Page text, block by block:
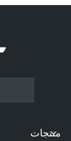
منتجات